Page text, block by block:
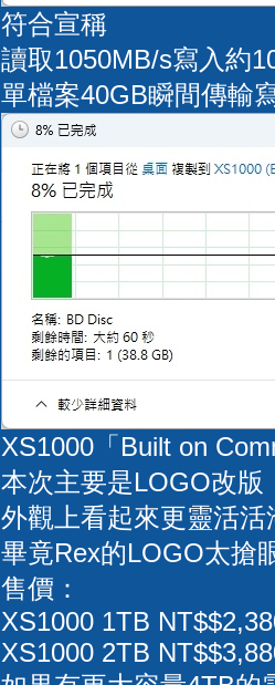
符合宣稱
讀取1050MB/s寫入約
單檔案40GB瞬間傳輸
XS1000「Built on
本次主要是LOGO改版
外觀上看起來更靈活活
畢竟Rex的LOGO太搶
售價：
XS1000 1TB
XS1000 2TB